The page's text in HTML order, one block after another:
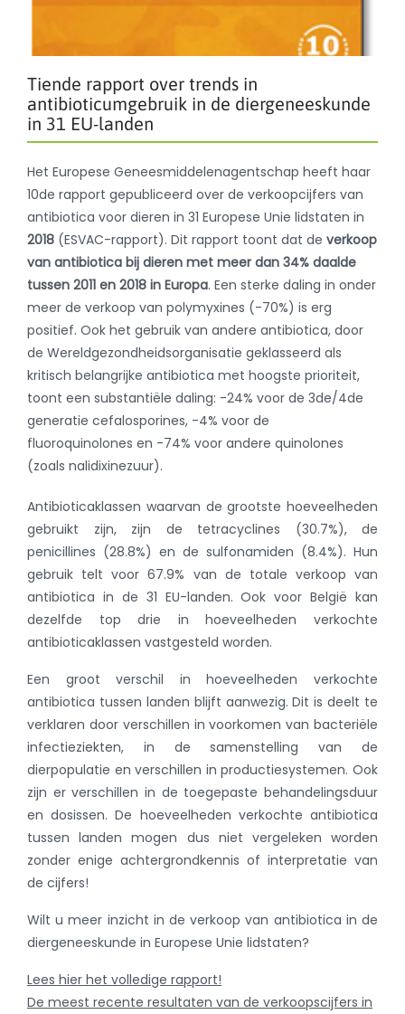
Tiende rapport over trends in
antibioticumgebruik in de diergeneeskunde
in 31 EU-landen
Het Europese Geneesmiddelenagentschap heeft haar
10de rapport gepubliceerd over de verkoopcijfers van
antibiotica voor dieren in 31 Europese Unie lidstaten in
2018 (ESVAC-rapport). Dit rapport toont dat de verkoop
van antibiotica bij dieren met meer dan 34% daalde
tussen 2011 en 2018 in Europa. Een sterke daling in onder
meer de verkoop van polymyxines (-70%) is erg
positief. Ook het gebruik van andere antibiotica, door
de Wereldgezondheidsorganisatie geklasseerd als
kritisch belangrijke antibiotica met hoogste prioriteit,
toont een substantiële daling: -24% voor de 3de/4de
generatie cefalosporines, -4% voor de
fluoroquinolones en -74% voor andere quinolones
(zoals nalidixinezuur).
Antibioticaklassen waarvan de grootste hoeveelheden
gebruikt zijn, zijn de tetracyclines (30.7%), de
penicillines (28.8%) en de sulfonamiden (8.4%). Hun
gebruik telt voor 67.9% van de totale verkoop van
antibiotica in de 31 EU-landen. Ook voor België kan
dezelfde top drie in hoeveelheden verkochte
antibioticaklassen vastgesteld worden.
Een groot verschil in hoeveelheden verkochte
antibiotica tussen landen blijft aanwezig. Dit is deelt te
verklaren door verschillen in voorkomen van bacteriële
infectieziekten, in de samenstelling van de
dierpopulatie en verschillen in productiesystemen. Ook
zijn er verschillen in de toegepaste behandelingsduur
en dosissen. De hoeveelheden verkochte antibiotica
tussen landen mogen dus niet vergeleken worden
zonder enige achtergrondkennis of interpretatie van
de cijfers!
Wilt u meer inzicht in de verkoop van antibiotica in de
diergeneeskunde in Europese Unie lidstaten?
Lees hier het volledige rapport!
De meest recente resultaten van de verkoopscijfers in